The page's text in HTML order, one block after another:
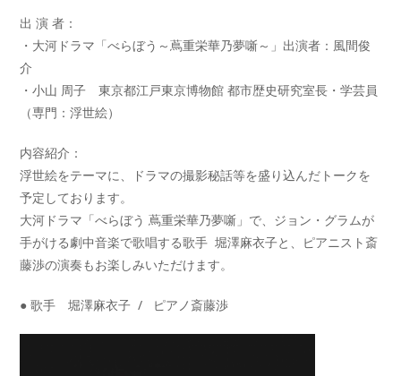
出 演 者：
・大河ドラマ「べらぼう～蔦重栄華乃夢噺～」出演者：風間俊
介
・小山 周子 東京都江戸東京博物館 都市歴史研究室長・学芸員
（専門：浮世絵）
内容紹介：
浮世絵をテーマに、ドラマの撮影秘話等を盛り込んだトークを
予定しております。
大河ドラマ「べらぼう 蔦重栄華乃夢噺」で、ジョン・グラムが
手がける劇中音楽で歌唱する歌手 堀澤麻衣子と、ピアニスト斎
藤渉の演奏もお楽しみいただけます。
● 歌手 堀澤麻衣子 / ピアノ斎藤渉